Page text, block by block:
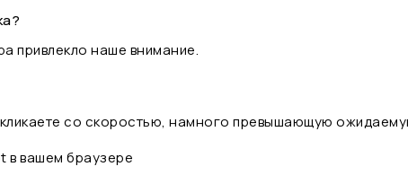
привлекло наше внимание.
со скоростью, намного превышающую
в вашем браузере